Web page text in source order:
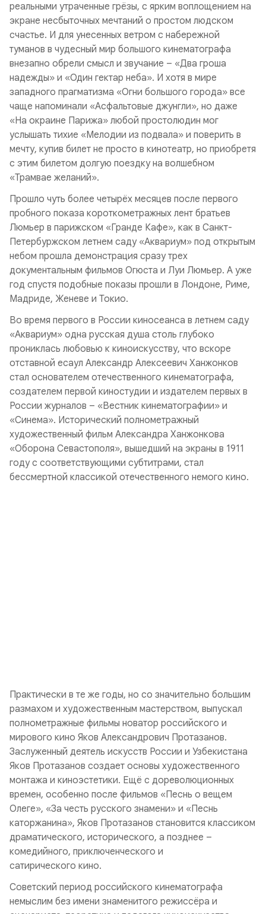
реальными утраченные грёзы, с ярким воплощением на
экране несбыточных мечтаний о простом людском
счастье. И для унесенных ветром с набережной
туманов в чудесный мир большого кинематографа
внезапно обрели смысл и звучание – «Два гроша
надежды» и «Один гектар неба». И хотя в мире
западного прагматизма «Огни большого города» все
чаще напоминали «Асфальтовые джунгли», но даже
«На окраине Парижа» любой простолюдин мог
услышать тихие «Мелодии из подвала» и поверить в
мечту, купив билет не просто в кинотеатр, но приобретя
с этим билетом долгую поездку на волшебном
«Трамвае желаний».
Прошло чуть более четырёх месяцев после первого
пробного показа короткометражных лент братьев
Люмьер в парижском «Гранде Кафе», как в Санкт-
Петербуржском летнем саду «Аквариум» под открытым
небом прошла демонстрация сразу трех
документальным фильмов Огюста и Луи Люмьер. А уже
год спустя подобные показы прошли в Лондоне, Риме,
Мадриде, Женеве и Токио.
Во время первого в России киносеанса в летнем саду
«Аквариум» одна русская душа столь глубоко
прониклась любовью к киноискусству, что вскоре
отставной есаул Александр Алексеевич Ханжонков
стал основателем отечественного кинематографа,
создателем первой киностудии и издателем первых в
России журналов – «Вестник кинематографии» и
«Синема». Исторический полнометражный
художественный фильм Александра Ханжонкова
«Оборона Севастополя», вышедший на экраны в 1911
году с соответствующими субтитрами, стал
бессмертной классикой отечественного немого кино.
Практически в те же годы, но со значительно большим
размахом и художественным мастерством, выпускал
полнометражные фильмы новатор российского и
мирового кино Яков Александрович Протазанов.
Заслуженный деятель искусств России и Узбекистана
Яков Протазанов создает основы художественного
монтажа и киноэстетики. Ещё с дореволюционных
времен, особенно после фильмов «Песнь о вещем
Олеге», «За честь русского знамени» и «Песнь
каторжанина», Яков Протазанов становится классиком
драматического, исторического, а позднее –
комедийного, приключенческого и
сатирического кино.
Советский период российского кинематографа
немыслим без имени знаменитого режиссёра и